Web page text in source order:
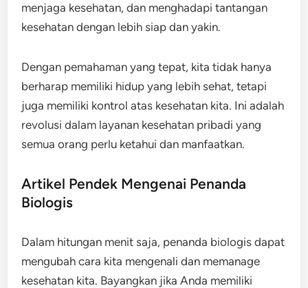
menjaga kesehatan, dan menghadapi tantangan
kesehatan dengan lebih siap dan yakin.
Dengan pemahaman yang tepat, kita tidak hanya
berharap memiliki hidup yang lebih sehat, tetapi
juga memiliki kontrol atas kesehatan kita. Ini adalah
revolusi dalam layanan kesehatan pribadi yang
semua orang perlu ketahui dan manfaatkan.
Artikel Pendek Mengenai Penanda
Biologis
Dalam hitungan menit saja, penanda biologis dapat
mengubah cara kita mengenali dan memanage
kesehatan kita. Bayangkan jika Anda memiliki